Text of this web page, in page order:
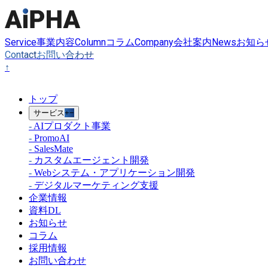
Service事業内容ColumnコラムCompany会社案内Newsお知ら
Contactお問い合わせ
↑
トップ
サービス+−
- AIプロダクト事業
- PromoAI
- SalesMate
- カスタムエージェント開発
- Webシステム・アプリケーション開発
- デジタルマーケティング支援
企業情報
資料DL
お知らせ
コラム
採用情報
お問い合わせ